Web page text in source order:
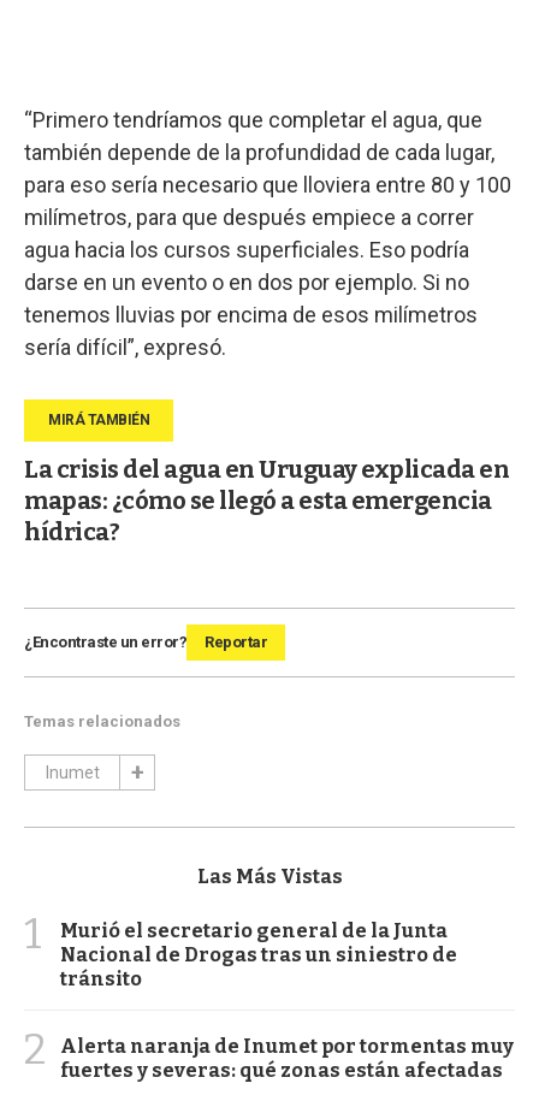
“Primero tendríamos que completar el agua, que
también depende de la profundidad de cada lugar,
para eso sería necesario que lloviera entre 80 y 100
milímetros, para que después empiece a correr
agua hacia los cursos superficiales. Eso podría
darse en un evento o en dos por ejemplo. Si no
tenemos lluvias por encima de esos milímetros
sería difícil”, expresó.
La crisis del agua en Uruguay explicada en
mapas: ¿cómo se llegó a esta emergencia
hídrica?
¿Encontraste un error? Reportar
Temas relacionados
Inumet
Las Más Vistas
1
Murió el secretario general de la Junta
Nacional de Drogas tras un siniestro de
tránsito
2
Alerta naranja de Inumet por tormentas muy
fuertes y severas: qué zonas están afectadas